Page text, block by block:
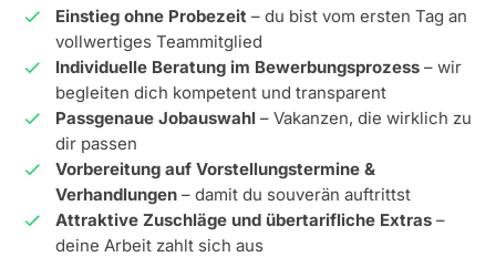
Einstieg ohne Probezeit – du bist vom ersten Tag an
vollwertiges Teammitglied
Individuelle Beratung im Bewerbungsprozess – wir
begleiten dich kompetent und transparent
Passgenaue Jobauswahl – Vakanzen, die wirklich zu
dir passen
Vorbereitung auf Vorstellungstermine &
Verhandlungen – damit du souverän auftrittst
Attraktive Zuschläge und übertarifliche Extras –
deine Arbeit zahlt sich aus